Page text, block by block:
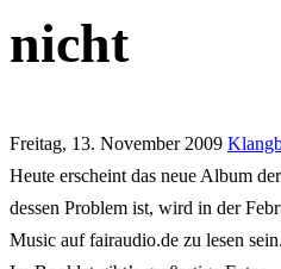
nicht
Freitag, 13. November 2009
Heute erscheint das neue Album
dessen Problem ist, wird in der
Music auf fairaudio.de zu lesen